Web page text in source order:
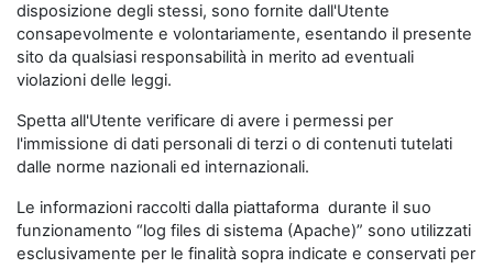
disposizione degli stessi, sono fornite dall'Utente
consapevolmente e volontariamente, esentando il presente
sito da qualsiasi responsabilità in merito ad eventuali
violazioni delle leggi.
Spetta all'Utente verificare di avere i permessi per
l'immissione di dati personali di terzi o di contenuti tutelati
dalle norme nazionali ed internazionali.
Le informazioni raccolti dalla piattaforma durante il suo
funzionamento “log files di sistema (Apache)” sono utilizzati
esclusivamente per le finalità sopra indicate e conservati per